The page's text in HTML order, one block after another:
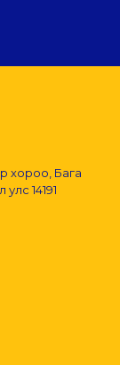
хороо, Бага
14191